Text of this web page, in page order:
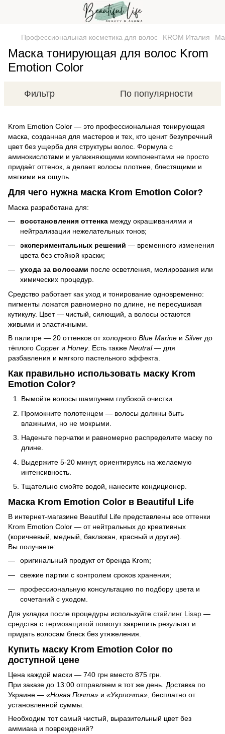
Профессиональная косметика для волос KROM Италия
Маска тонирующая для волос Krom
Emotion Color
Фильтр По популярности
Krom Emotion Color — это профессиональная тонирующая
маска, созданная для мастеров и тех, кто ценит безупречный
цвет без ущерба для структуры волос. Формула с
аминокислотами и увлажняющими компонентами не просто
придаёт оттенок, а делает волосы плотнее, блестящими и
мягкими на ощупь.
Для чего нужна маска Krom Emotion Color?
Маска разработана для:
восстановления оттенка между окрашиваниями и
нейтрализации нежелательных тонов;
экспериментальных решений — временного изменения
цвета без стойкой краски;
ухода за волосами после осветления, мелирования или
химических процедур.
Средство работает как уход и тонирование одновременно:
пигменты ложатся равномерно по длине, не пересушивая
кутикулу. Цвет — чистый, сияющий, а волосы остаются
живыми и эластичными.
В палитре — 20 оттенков от холодного Blue Marine и Silver до
тёплого Copper и Honey. Есть также Neutral— для
разбавления и мягкого пастельного эффекта.
Как правильно использовать маску Krom
Emotion Color?
Вымойте волосы шампунем глубокой очистки.
Промокните полотенцем — волосы должны быть
влажными, но не мокрыми.
Наденьте перчатки и равномерно распределите маску по
длине.
Выдержите 5-20 минут, ориентируясь на желаемую
интенсивность.
Тщательно смойте водой, нанесите кондиционер.
Маска Krom Emotion Color в Beautiful Life
В интернет-магазине Beautiful Life представлены все оттенки
Krom Emotion Color — от нейтральных до креативных
(коричневый, медный, баклажан, красный и другие).
Вы получаете:
оригинальный продукт от бренда Krom;
свежие партии с контролем сроков хранения;
профессиональную консультацию по подбору цвета и
сочетаний с уходом.
Для укладки после процедуры используйте стайлинг Lisap —
средства с термозащитой помогут закрепить результат и
придать волосам блеск без утяжеления.
Купить маску Krom Emotion Color по
доступной цене
Цена каждой маски — 740 грн вместо 875 грн.
При заказе до 13:00 отправляем в тот же день. Доставка по
Украине — «Новая Почта» и «Укрпочта», бесплатно от
установленной суммы.
Необходим тот самый чистый, выразительный цвет без
аммиака и повреждений?